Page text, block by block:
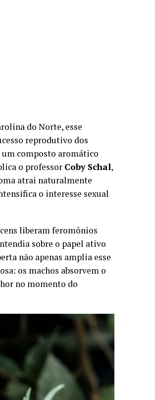
do Norte, esse
reprodutivo dos
composto aromático
o professor Coby Schal,
atrai naturalmente
o interesse sexual
liberam feromônios
sobre o papel ativo
não apenas amplia esse
os machos absorvem o
no momento do